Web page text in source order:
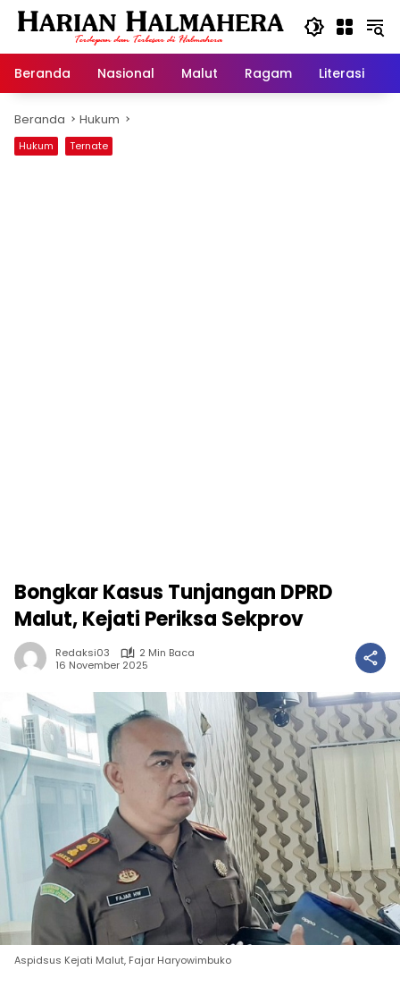
Langsung
Beranda
Nasional Malut Ragam Literasi
Beranda Hukum
Hukum Ternate
Bongkar Kasus Tunjangan DPRD
Malut, Kejati Periksa Sekprov
Redaksi03
2 Min Baca
16 November 2025
Aspidsus Kejati Malut, Fajar Haryowimbuko